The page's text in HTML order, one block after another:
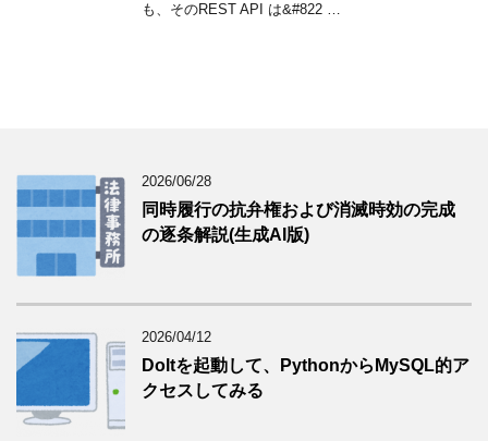
も、そのREST API は&#822 …
2026/06/28
同時履行の抗弁権および消滅時効の完成
の逐条解説(生成AI版)
2026/04/12
Doltを起動して、PythonからMySQL的ア
クセスしてみる